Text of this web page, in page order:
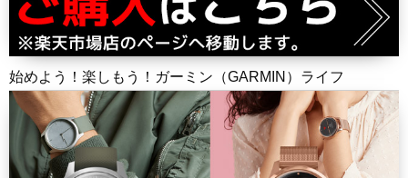
始めよう！楽しもう！ガーミン（GARMIN）ライフ